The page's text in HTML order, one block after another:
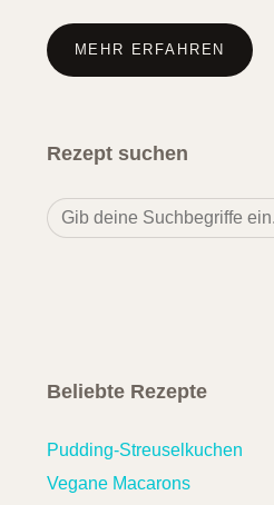
MEHR ERFAHREN
Rezept suchen
Search
for:
Beliebte Rezepte
Pudding-Streuselkuchen
Vegane Macarons